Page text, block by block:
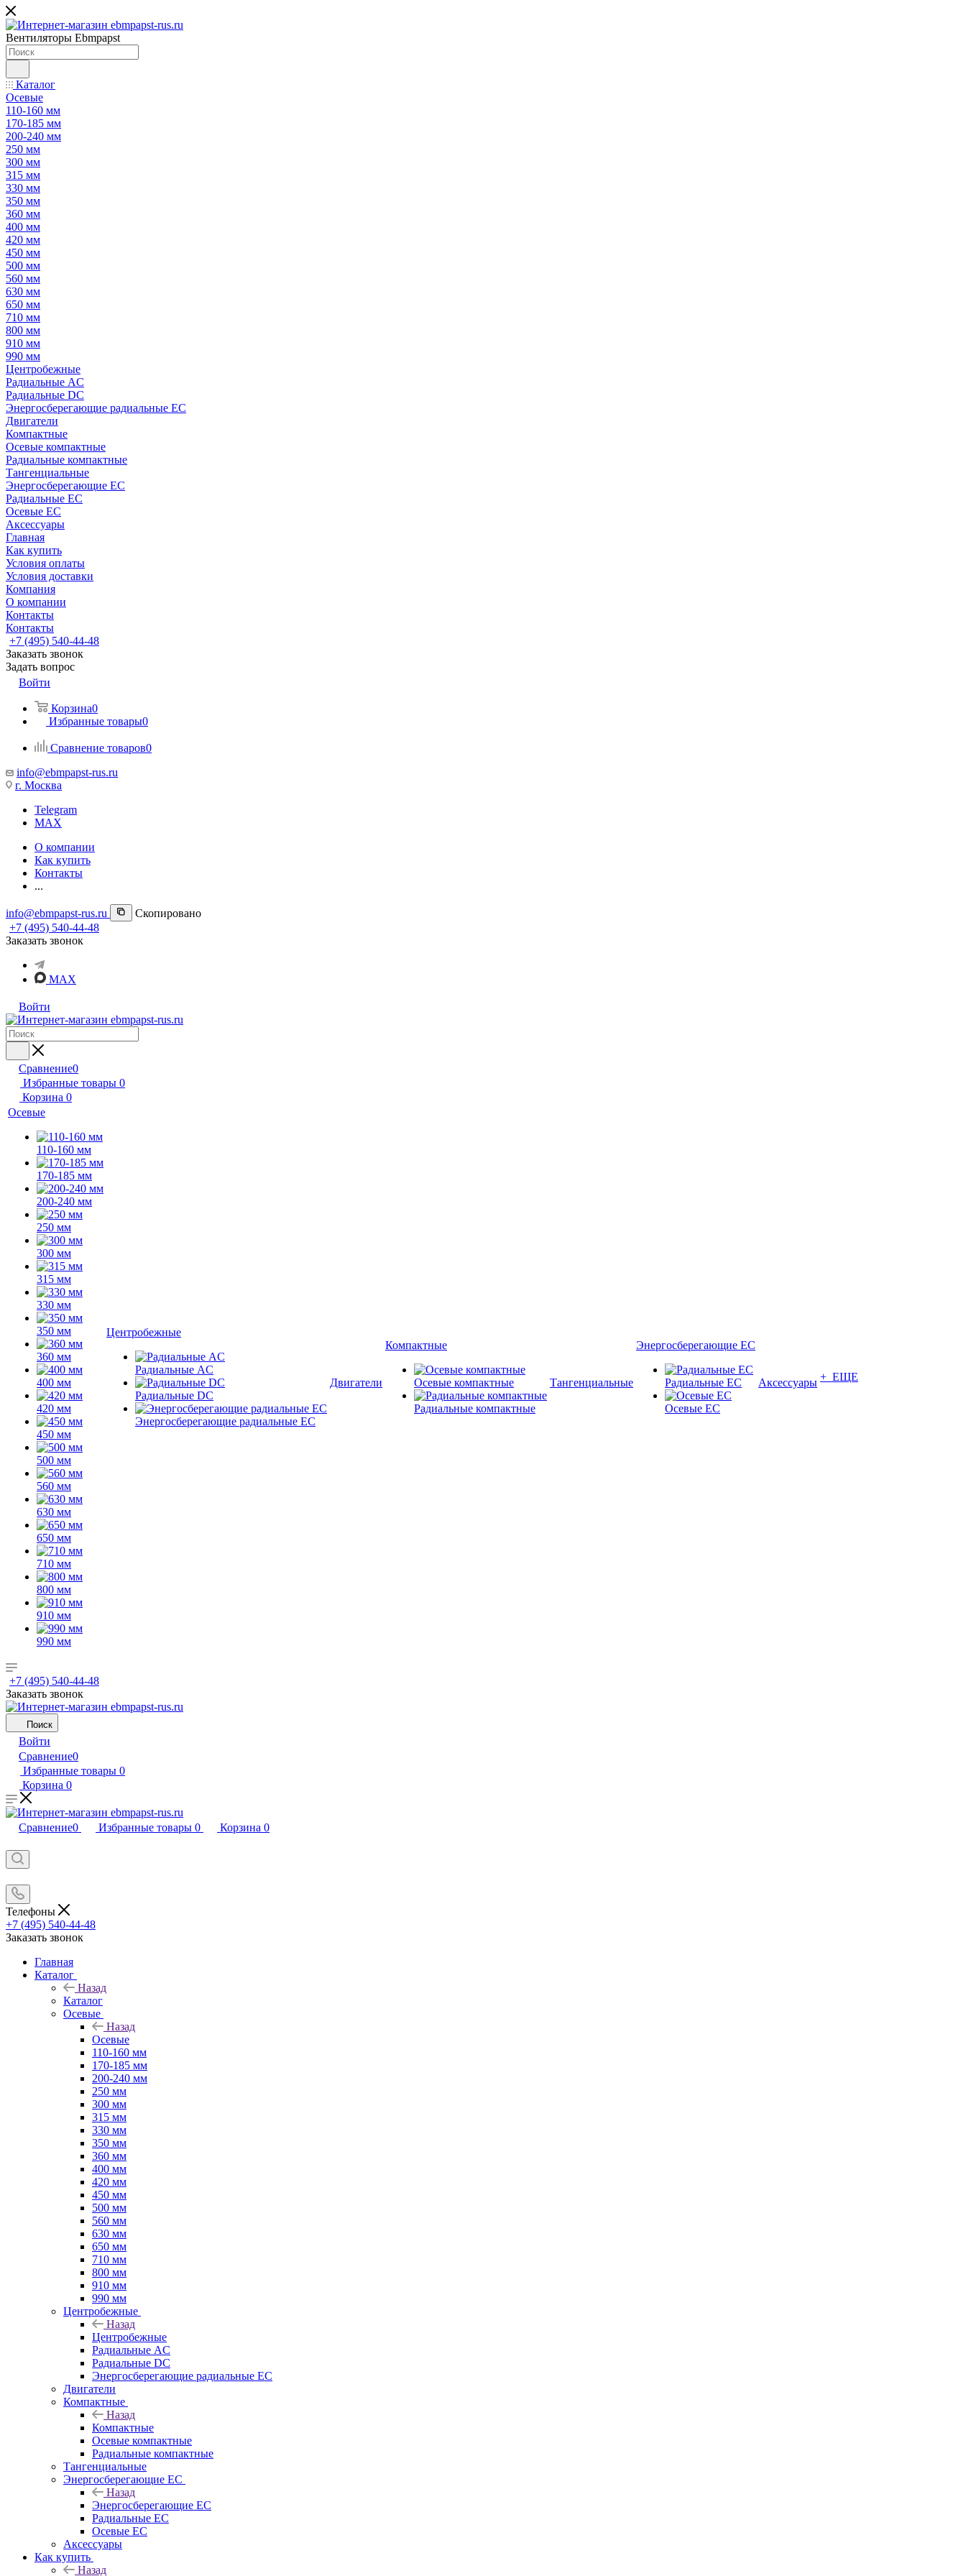
Вентиляторы Ebmpapst
Каталог
Осевые
110-160 мм
170-185 мм
200-240 мм
250 мм
300 мм
315 мм
330 мм
350 мм
360 мм
400 мм
420 мм
450 мм
500 мм
560 мм
630 мм
650 мм
710 мм
800 мм
910 мм
990 мм
Центробежные
Радиальные AC
Радиальные DC
Энергосберегающие радиальные EC
Двигатели
Компактные
Осевые компактные
Радиальные компактные
Тангенциальные
Энергосберегающие EC
Радиальные EC
Осевые EC
Аксессуары
Главная
Как купить
Условия оплаты
Условия доставки
Компания
О компании
Контакты
Контакты
+7 (495) 540-44-48
Заказать звонок
Задать вопрос
Войти
Корзина0
Избранные товары0
Сравнение товаров0
info@ebmpapst-rus.ru
г. Москва
Telegram
MAX
О компании
Как купить
Контакты
...
info@ebmpapst-rus.ru
Скопировано
+7 (495) 540-44-48
Заказать звонок
MAX
Войти
Сравнение0
Избранные товары 0
Корзина 0
Осевые
110-160 мм
170-185 мм
200-240 мм
250 мм
300 мм
315 мм
330 мм
350 мм
360 мм
400 мм
420 мм
450 мм
500 мм
560 мм
630 мм
650 мм
710 мм
800 мм
910 мм
990 мм
Центробежные
Радиальные AC
Радиальные DC
Энергосберегающие радиальные EC
Двигатели
Компактные
Осевые компактные
Радиальные компактные
Тангенциальные
Энергосберегающие EC
Радиальные EC
Осевые EC
Аксессуары + ЕЩЕ
+7 (495) 540-44-48
Заказать звонок
Поиск
Войти
Сравнение0
Избранные товары 0
Корзина 0
Сравнение0 Избранные товары 0 Корзина 0
Телефоны
+7 (495) 540-44-48
Заказать звонок
Главная
Каталог
Назад
Каталог
Осевые
Назад
Осевые
110-160 мм
170-185 мм
200-240 мм
250 мм
300 мм
315 мм
330 мм
350 мм
360 мм
400 мм
420 мм
450 мм
500 мм
560 мм
630 мм
650 мм
710 мм
800 мм
910 мм
990 мм
Центробежные
Назад
Центробежные
Радиальные AC
Радиальные DC
Энергосберегающие радиальные EC
Двигатели
Компактные
Назад
Компактные
Осевые компактные
Радиальные компактные
Тангенциальные
Энергосберегающие EC
Назад
Энергосберегающие EC
Радиальные EC
Осевые EC
Аксессуары
Как купить
Назад